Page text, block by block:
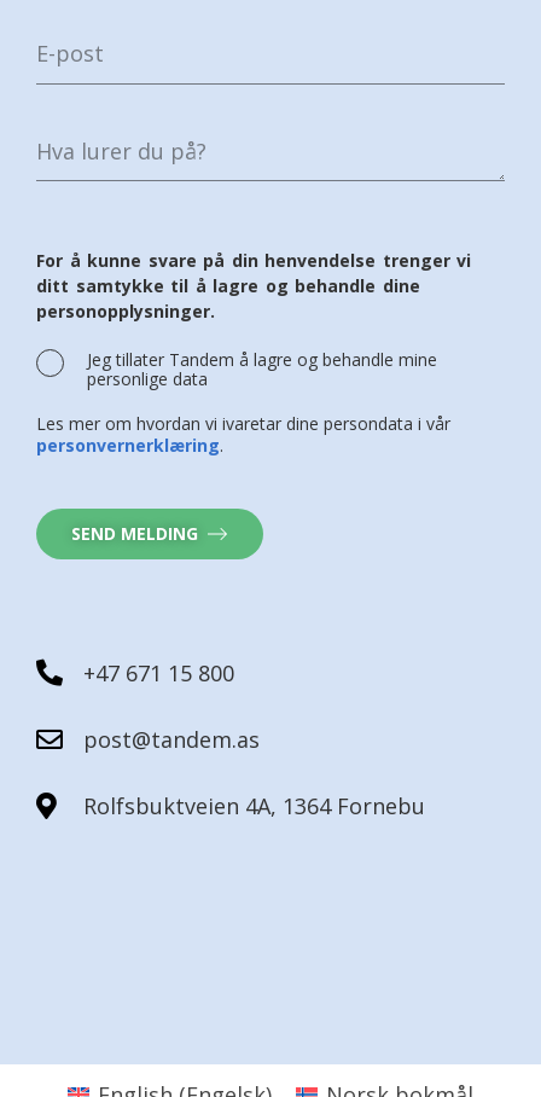
For å kunne svare på din henvendelse trenger vi
ditt samtykke til å lagre og behandle dine
personopplysninger.
Jeg tillater Tandem å lagre og behandle mine
personlige data
Les mer om hvordan vi ivaretar dine persondata i vår
personvernerklæring.
SEND MELDING
+47 671 15 800
post@tandem.as
Rolfsbuktveien 4A, 1364 Fornebu